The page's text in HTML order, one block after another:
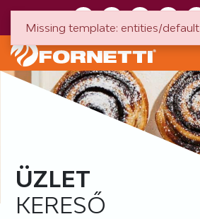
ÜZLET
KERESŐ
Missing template: entities/default